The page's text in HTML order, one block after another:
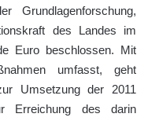
Grundlagenforschung,
des Landes im
Euro beschlossen. Mit
umfasst, geht
Umsetzung der 2011
Erreichung des darin